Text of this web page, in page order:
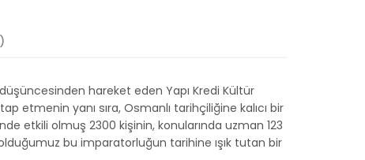
hareket eden Yapı Kredi Kültür
etmenin yanı sıra, Osmanlı tarihçiliğine kalıcı bir
etkili olmuş 2300 kişinin, konularında uzman 123
bu imparatorluğun tarihine ışık tutan bir